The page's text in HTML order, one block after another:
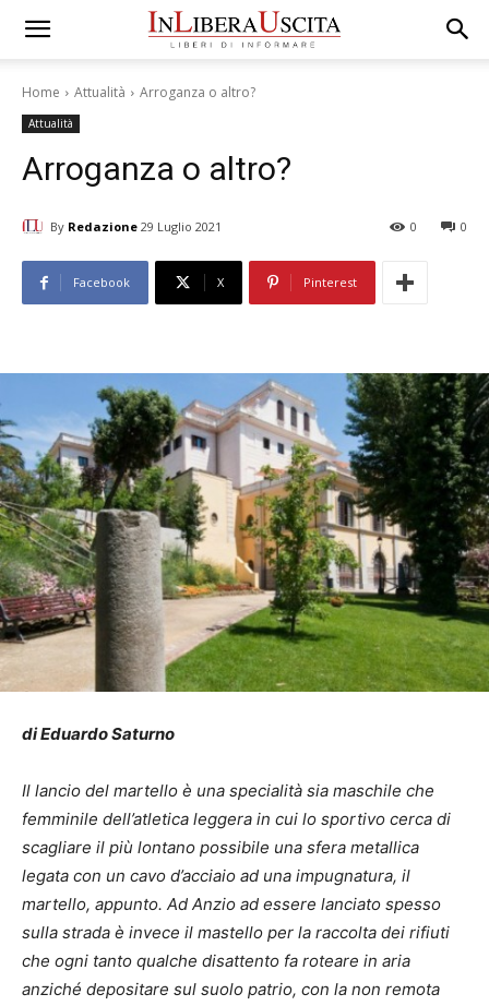
Home Attualità Arroganza o altro?
Attualità
Arroganza o altro?
By Redazione 29 Luglio 2021 0
0
Facebook X Pinterest
di Eduardo Saturno
Il lancio del martello è una specialità sia maschile che
femminile dell’atletica leggera in cui lo sportivo cerca di
scagliare il più lontano possibile una sfera metallica
legata con un cavo d’acciaio ad una impugnatura, il
martello, appunto. Ad Anzio ad essere lanciato spesso
sulla strada è invece il mastello per la raccolta dei rifiuti
che ogni tanto qualche disattento fa roteare in aria
anziché depositare sul suolo patrio, con la non remota